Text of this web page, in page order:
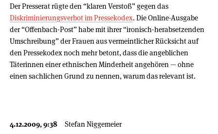
Der Presserat rügte den “klaren Verstoß” gegen das
Diskriminierungsverbot im Pressekodex. Die Online-Ausgabe
der “Offenbach-Post” habe mit ihrer “ironisch-herabsetzenden
Umschreibung” der Frauen aus vermeintlicher Rücksicht auf
den Pressekodex noch mehr betont, dass die angeblichen
Täterinnen einer ethnischen Minderheit angehören — ohne
einen sachlichen Grund zu nennen, warum das relevant ist.
4.12.2009, 9:38 Stefan Niggemeier